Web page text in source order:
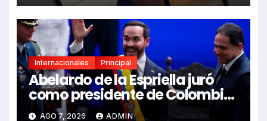
Internacionales Principal
Abelardo de la Espriella juró
como presidente de Colombia
en Cali
AGO 7, 2026 ADMIN